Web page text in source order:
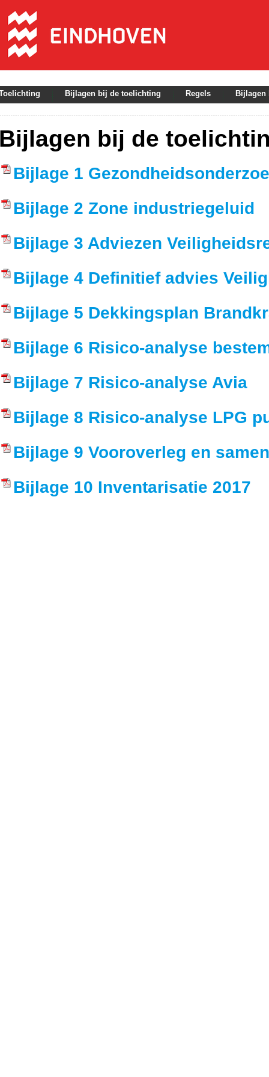
Bedrijventerrein
bij de toelichting
Bijlagen bij de toelichting Regels Bijlagen
bij de
Bijlage 1
Bijlage 2 Zone industriegeluid
Bijlage 3 Adviezen
Bijlage 4 Definitief advies
Bijlage 5 Dekkingsplan
Bijlage 6 Risico-analyse
Bijlage 7 Risico-analyse Avia
Bijlage 8 Risico-analyse LPG
Bijlage 9 Vooroverleg en
Bijlage 10 Inventarisatie 2017